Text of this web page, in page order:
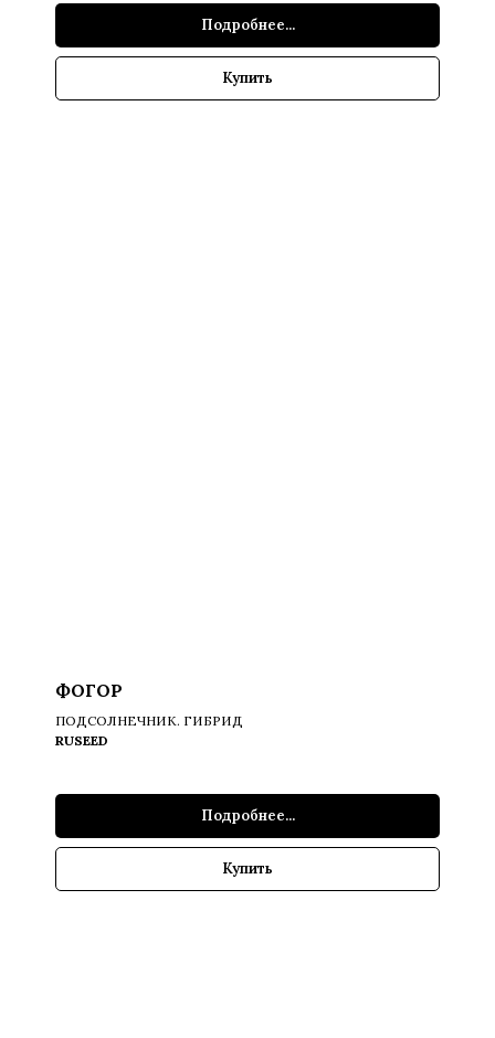
Подробнее...
Купить
ФОГОР
ПОДСОЛНЕЧНИК. ГИБРИД
RUSEED
Подробнее...
Купить